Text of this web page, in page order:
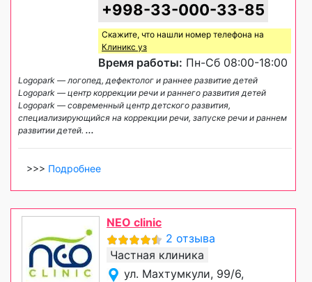
+998-33-000-33-85
Скажите, что нашли номер телефона на
Клиникс уз
Время работы: Пн-Сб 08:00-18:00
Logopark — логопед, дефектолог и раннее развитие детей
Logopark — центр коррекции речи и раннего развития детей
Logopark — современный центр детского развития,
специализирующийся на коррекции речи, запуске речи и раннем
развитии детей. ...
>>> Подробнее
NEO clinic
2 отзыва
Частная клиника
ул. Махтумкули, 99/6,